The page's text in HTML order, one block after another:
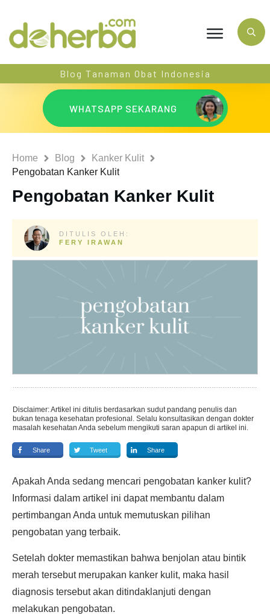
Blog Tanaman Obat Indonesia
WHATSAPP SEKARANG
Home Blog
Kanker Kulit
Pengobatan Kanker Kulit
Pengobatan Kanker Kulit
DITULIS OLEH:
FERY IRAWAN
Disclaimer: Artikel ini ditulis berdasarkan sudut pandang penulis dan
bukan tenaga kesehatan profesional. Selalu konsultasikan dengan dokter
masalah kesehatan Anda sebelum mengikuti saran apapun di artikel ini.
Share Tweet Share
Apakah Anda sedang mencari pengobatan kanker kulit?
Informasi dalam artikel ini dapat membantu dalam
pertimbangan Anda untuk memutuskan pilihan
pengobatan yang terbaik.
Setelah dokter memastikan bahwa benjolan atau bintik
merah tersebut merupakan kanker kulit, maka hasil
diagnosis tersebut akan ditindaklanjuti dengan
melakukan pengobatan.